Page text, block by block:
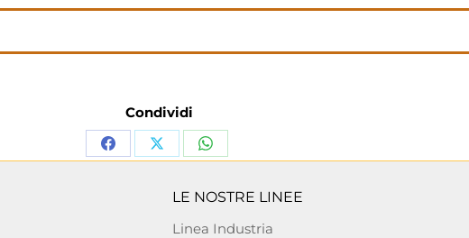
Condividi
LE NOSTRE LINEE
Linea Industria